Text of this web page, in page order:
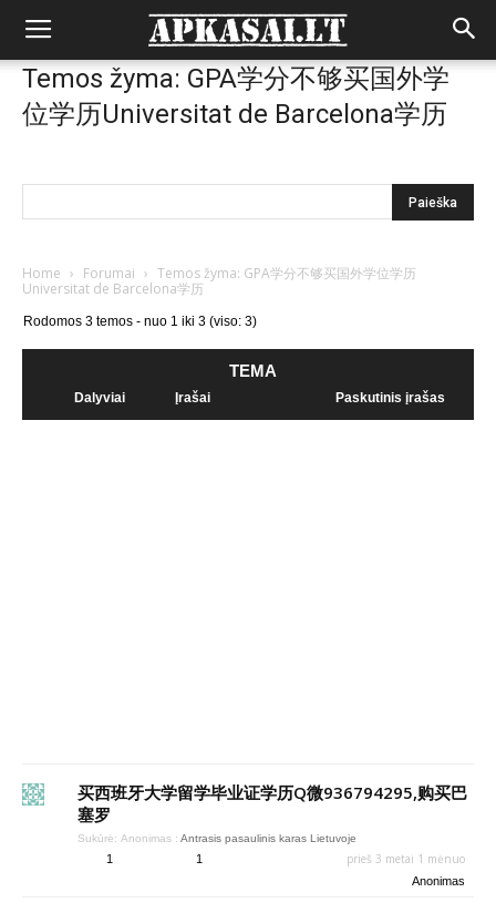
Temos žyma: GPA学分不够买国外学
位学历Universitat de Barcelona学历
Home › Forumai › Temos žyma: GPA学分不够买国外学位学历
Universitat de Barcelona学历
Rodomos 3 temos - nuo 1 iki 3 (viso: 3)
TEMA
Dalyviai Įrašai Paskutinis įrašas
买西班牙大学留学毕业证学历Q微936794295,购买巴
塞罗
Sukūrė: Anonimas : Antrasis pasaulinis karas Lietuvoje
1 1 prieš 3 metai 1 mėnuo
Anonimas